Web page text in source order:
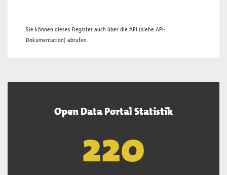
Sie können dieses Register auch über die API (siehe API-
Dokumentation) abrufen.
Open Data Portal Statistik
221